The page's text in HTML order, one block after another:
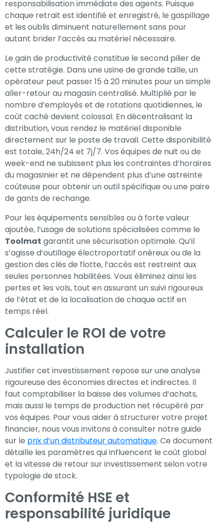
responsabilisation immédiate des agents. Puisque
chaque retrait est identifié et enregistré, le gaspillage
et les oublis diminuent naturellement sans pour
autant brider l’accès au matériel nécessaire.
Le gain de productivité constitue le second pilier de
cette stratégie. Dans une usine de grande taille, un
opérateur peut passer 15 à 20 minutes pour un simple
aller-retour au magasin centralisé. Multiplié par le
nombre d’employés et de rotations quotidiennes, le
coût caché devient colossal. En décentralisant la
distribution, vous rendez le matériel disponible
directement sur le poste de travail. Cette disponibilité
est totale, 24h/24 et 7j/7. Vos équipes de nuit ou de
week-end ne subissent plus les contraintes d’horaires
du magasinier et ne dépendent plus d’une astreinte
coûteuse pour obtenir un outil spécifique ou une paire
de gants de rechange.
Pour les équipements sensibles ou à forte valeur
ajoutée, l’usage de solutions spécialisées comme le
Toolmat garantit une sécurisation optimale. Qu’il
s’agisse d’outillage électroportatif onéreux ou de la
gestion des clés de flotte, l’accès est restreint aux
seules personnes habilitées. Vous éliminez ainsi les
pertes et les vols, tout en assurant un suivi rigoureux
de l’état et de la localisation de chaque actif en
temps réel.
Calculer le ROI de votre
installation
Justifier cet investissement repose sur une analyse
rigoureuse des économies directes et indirectes. Il
faut comptabiliser la baisse des volumes d’achats,
mais aussi le temps de production net récupéré par
vos équipes. Pour vous aider à structurer votre projet
financier, nous vous invitons à consulter notre guide
sur le prix d’un distributeur automatique. Ce document
détaille les paramètres qui influencent le coût global
et la vitesse de retour sur investissement selon votre
typologie de stock.
Conformité HSE et
responsabilité juridique